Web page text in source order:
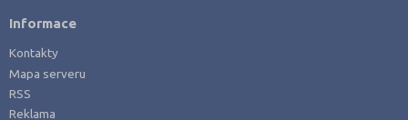
Informace
Kontakty
Mapa serveru
RSS
Reklama